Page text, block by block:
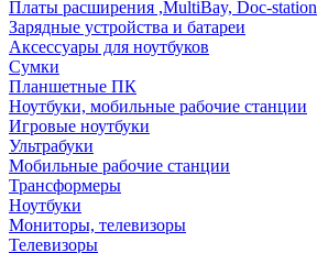
Платы расширения ,MultiBay, Doc-station
Зарядные устройства и батареи
Аксессуары для ноутбуков
Сумки
Планшетные ПК
Ноутбуки, мобильные рабочие станции
Игровые ноутбуки
Ультрабуки
Мобильные рабочие станции
Трансформеры
Ноутбуки
Мониторы, телевизоры
Телевизоры